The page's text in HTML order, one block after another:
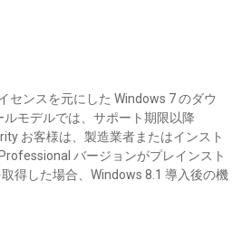
センスを元にした Windows 7 のダウ
モデルでは、サポート期限以降
お客様は、製造業者またはインスト
バージョンがプレインスト
得した場合、Windows 8.1 導入後の機